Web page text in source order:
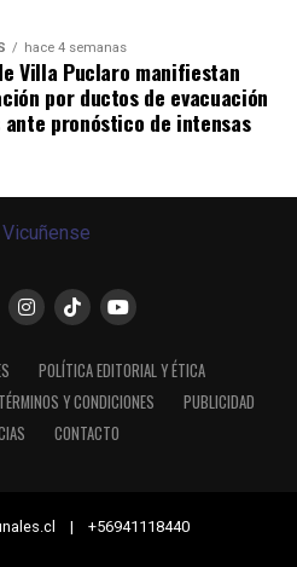
hace 4 semanas
Villa Puclaro manifiestan
por ductos de evacuación
ante pronóstico de intensas
POLÍTICA EDITORIAL Y ÉTICA
TÉRMINOS Y CONDICIONES
PUBLICIDAD
CONTACTO
| +56941118440